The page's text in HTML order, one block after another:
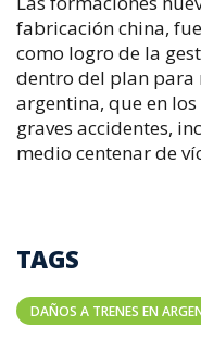
fabricación china,
como logro de la
dentro del plan para
argentina, que en
graves accidentes,
medio centenar de
TAGS
DAÑOS A TRENES EN